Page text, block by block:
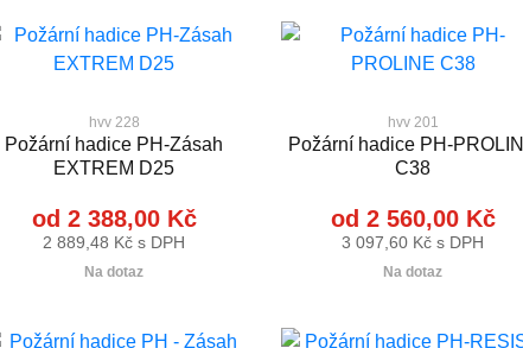
hvv 228
Požární hadice PH-Zásah
EXTREM D25
od 2 388,00 Kč
2 889,48 Kč s DPH
Na dotaz
hvv 201
Požární hadice PH-
C38
od 2 560,00 Kč
3 097,60 Kč s DPH
Na dotaz